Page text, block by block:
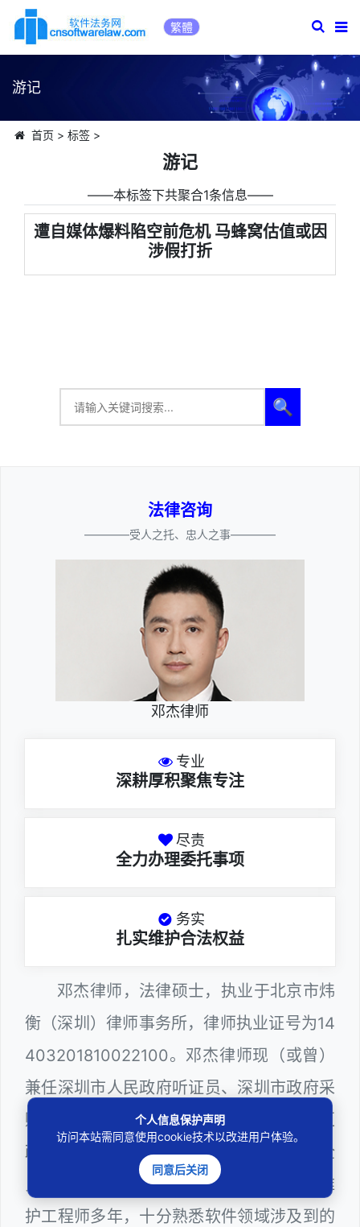
繁體
游记
首页 > 标签>
游记
――本标签下共聚合1条信息――
遭自媒体爆料陷空前危机 马蜂窝估值或因
涉假打折
🔍
法律咨询
————受人之托、忠人之事————
邓杰律师
专业
深耕厚积聚焦专注
尽责
全力办理委托事项
务实
扎实维护合法权益
邓杰律师，法律硕士，执业于北京市炜
衡（深圳）律师事务所，律师执业证号为14
403201810022100。邓杰律师现（或曾）
兼任深圳市人民政府听证员、深圳市政府采
购评审专家（法律类），曾担任深圳市某区
政府系统公职律师、计算机信息网络安全
员、WEB前端开发工程师和WEB服务器维
护工程师多年，十分熟悉软件领域涉及到的
个人信息保护声明
访问本站需同意使用cookie技术以改进用户体验。
同意后关闭